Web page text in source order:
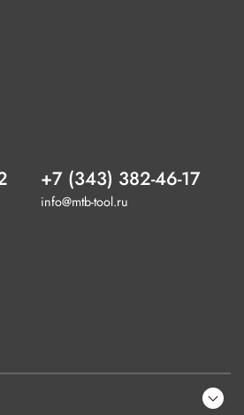
+7 (343) 382-46-17
info@mtb-tool.ru